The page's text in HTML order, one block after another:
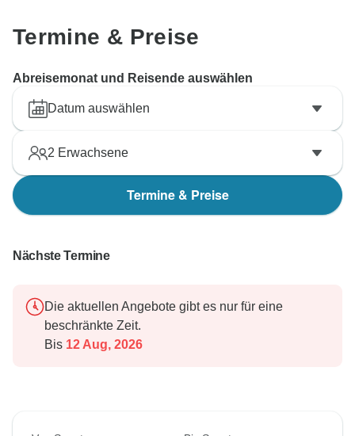
Termine & Preise
Abreisemonat und Reisende auswählen
Datum auswählen
2 Erwachsene
Termine & Preise
Nächste Termine
Die aktuellen Angebote gibt es nur für eine
beschränkte Zeit.
Bis 12 Aug, 2026